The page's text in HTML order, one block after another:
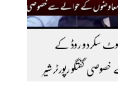
سکردو روڈ کے
گفتگو رپورٹر شیر